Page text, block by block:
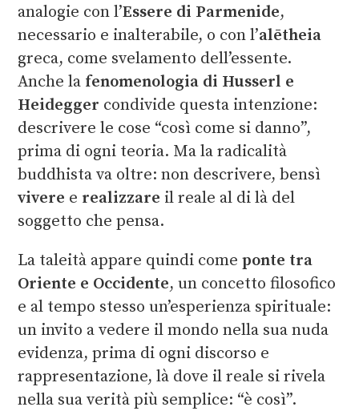
analogie con l’Essere di Parmenide,
necessario e inalterabile, o con l’alētheia
greca, come svelamento dell’essente.
Anche la fenomenologia di Husserl e
Heidegger condivide questa intenzione:
descrivere le cose “così come si danno”,
prima di ogni teoria. Ma la radicalità
buddhista va oltre: non descrivere, bensì
vivere e realizzare il reale al di là del
soggetto che pensa.
La taleità appare quindi come ponte tra
Oriente e Occidente, un concetto filosofico
e al tempo stesso un’esperienza spirituale:
un invito a vedere il mondo nella sua nuda
evidenza, prima di ogni discorso e
rappresentazione, là dove il reale si rivela
nella sua verità più semplice: “è così”.